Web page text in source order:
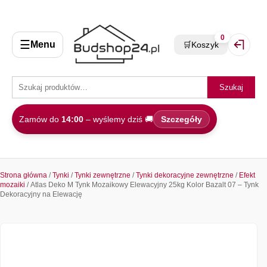
☰ Menu
Szukaj
Zamów do 14:00 – wyślemy dziś 🚚 Szczegóły
🛒Koszyk
0
Strona główna /Tynki /Tynki zewnętrzne /Tynki dekoracyjne zewnętrzne / Efekt
mozaiki / Atlas Deko M Tynk Mozaikowy Elewacyjny 25kg Kolor Bazalt 07 – Tynk
Dekoracyjny na Elewację